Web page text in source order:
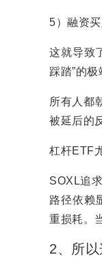
5）融资
这就导致
踩踏”的极
所有人都
被延后的
杠杆ETF
SOXL追
路径依赖
重损耗。
2、所